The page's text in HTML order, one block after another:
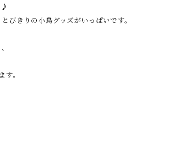
♪
びきりの小鳥グッズがいっぱいです。
。